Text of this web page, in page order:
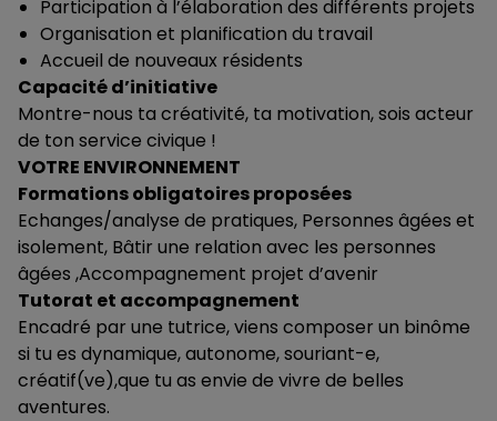
Participation à l’élaboration des différents projets
Organisation et planification du travail
Accueil de nouveaux résidents
Capacité d’initiative
Montre-nous ta créativité, ta motivation, sois acteur
de ton service civique !
VOTRE ENVIRONNEMENT
Formations obligatoires proposées
Echanges/analyse de pratiques, Personnes âgées et
isolement, Bâtir une relation avec les personnes
âgées ,Accompagnement projet d’avenir
Tutorat et accompagnement
Encadré par une tutrice, viens composer un binôme
si tu es dynamique, autonome, souriant-e,
créatif(ve),que tu as envie de vivre de belles
aventures.